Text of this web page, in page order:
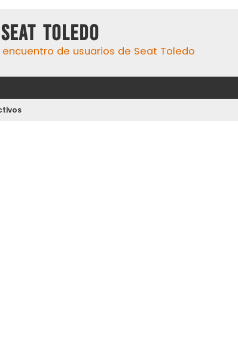
Toledo
encuentro de usuarios de Seat Toledo